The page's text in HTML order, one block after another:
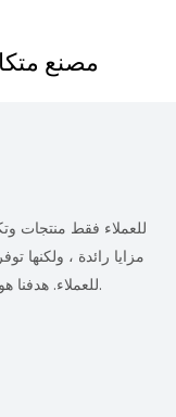
مصنع
مزايا رائدة ، ولكنها
للعملاء. هدفنا هو تزويد العملاء بالمقطورات الأكثر قيمة.